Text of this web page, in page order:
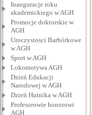
Inauguracje roku
akademickiego w AGH
Promocje doktorskie w
AGH
Uroczystosci Barbórkowe
w AGH
Sport w AGH
Lokomotywa AGH
Dzień Edukacji
Narodowej w AGH
Dzień Hutnika w AGH
Profesorowie honorowi
AGH